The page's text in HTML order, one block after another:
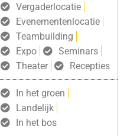
Vergaderlocatie
Evenementenlocatie
Teambuilding
Expo
Seminars
Theater
Recepties
In het groen
Landelijk
In het bos